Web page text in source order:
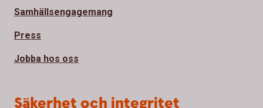
Samhällsengagemang
Press
Jobba hos oss
Säkerhet och integritet